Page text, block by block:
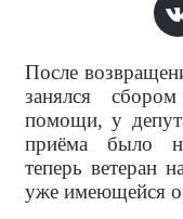
После
занялся
помощи, у
приёма было
теперь ветеран
уже имеющейся